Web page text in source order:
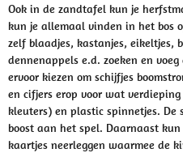
Ook in de zandtafel kun je
kun je allemaal vinden in het bos
zelf blaadjes, kastanjes, eikeltjes,
dennenappels e.d. zoeken en
ervoor kiezen om schijfjes
en cifjers erop voor wat
kleuters) en plastic spinnetjes.
boost aan het spel. Daarnaast
kaartjes neerleggen waarmee de